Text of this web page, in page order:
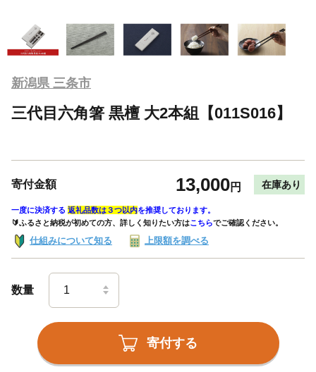
新潟県 三条市
三代目六角箸 黒檀 大2本組【011S016】
寄付金額 13,000円 在庫あり
一度に決済する 返礼品数は３つ以内を推奨しております。
🔰ふるさと納税が初めての方、詳しく知りたい方はこちらでご確認ください。
仕組みについて知る 上限額を調べる
数量
寄付する